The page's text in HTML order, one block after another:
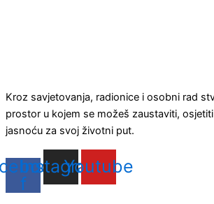
Kroz savjetovanja, radionice i osobni rad
prostor u kojem se možeš zaustaviti,
jasnoću za svoj životni put.
f
Instagram
Youtube